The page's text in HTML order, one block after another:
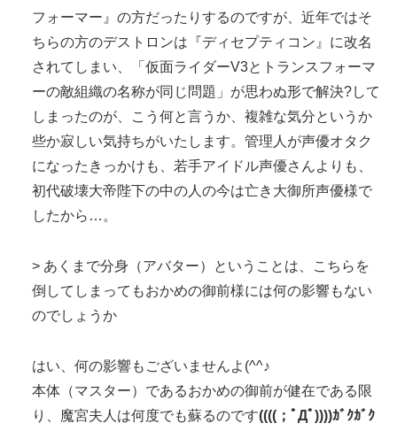
フォーマー』の方だったりするのですが、近年ではそ
ちらの方のデストロンは『ディセプティコン』に改名
されてしまい、「仮面ライダーV3とトランスフォーマ
ーの敵組織の名称が同じ問題」が思わぬ形で解決?して
しまったのが、こう何と言うか、複雑な気分というか
些か寂しい気持ちがいたします。管理人が声優オタク
になったきっかけも、若手アイドル声優さんよりも、
初代破壊大帝陛下の中の人の今は亡き大御所声優様で
したから…。
> あくまで分身（アバター）ということは、こちらを
倒してしまってもおかめの御前様には何の影響もない
のでしょうか
はい、何の影響もございませんよ(^^♪
本体（マスター）であるおかめの御前が健在である限
り、魔宮夫人は何度でも蘇るのです((((；ﾟДﾟ))))ｶﾞｸｶﾞｸ